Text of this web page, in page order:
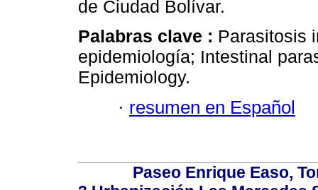
de Ciudad Bolívar.
Palabras clave : Parasitosis
epidemiología; Intestinal
Epidemiology.
· resumen en Español
Paseo Enrique Easo,